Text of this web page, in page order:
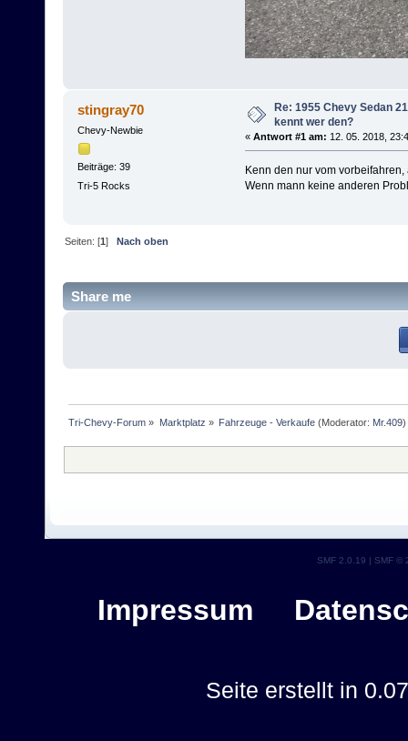
stingray70
Chevy-Newbie
Beiträge: 39
Tri-5 Rocks
Re: 1955 Chevy Sedan
kennt wer den?
« Antwort #1 am: 12. 05. 2018,
Kenn den nur vom
Wenn mann keine anderen
Seiten: [1]Nach oben
Share me
Tri-Chevy-Forum » Marktplatz » Fahrzeuge - Verkaufe(Moderator: Mr.409)
SMF 2.0.19 | SMF ©
Impressum
Seite erstellt in